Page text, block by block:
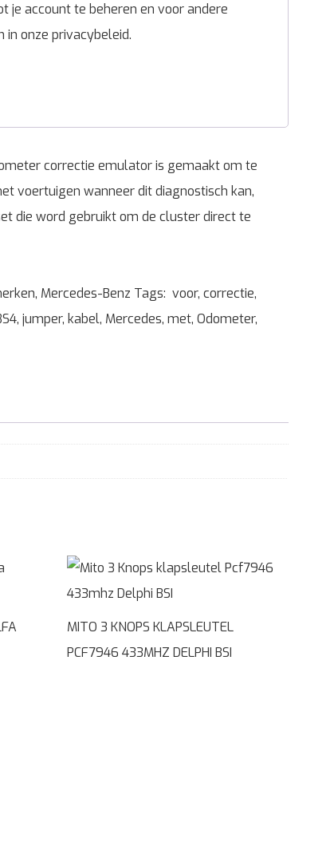
je account te beheren en voor andere
in onze privacybeleid.
correctie emulator is gemaakt om te
voertuigen wanneer dit diagnostisch kan,
die word gebruikt om de cluster direct te
, Mercedes-Benz Tags: voor, correctie,
, jumper, kabel, Mercedes, met, Odometer,
MITO 3 KNOPS KLAPSLEUTEL
PCF7946 433MHZ DELPHI BSI